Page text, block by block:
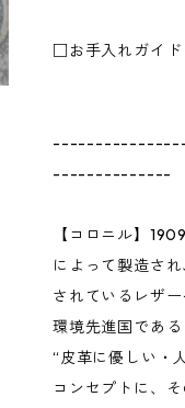
□お手入れガイド
--------------
【コロニル】
によって製造さ
されているレザ
環境先進国であ
“皮革に優しい・
コンセプトに、